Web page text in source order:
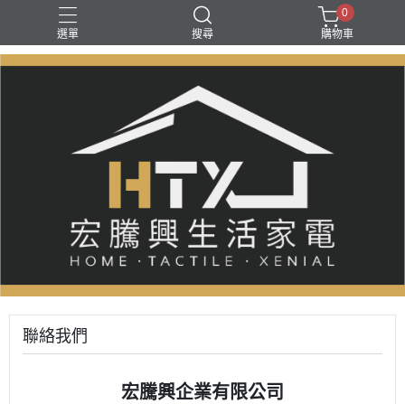
選單 搜尋
0
購物車
聯絡我們
宏騰興企業有限公司